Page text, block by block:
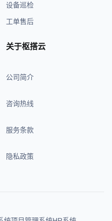
设备巡检
工单售后
关于枢搭云
公司简介
咨询热线
服务条款
隐私政策